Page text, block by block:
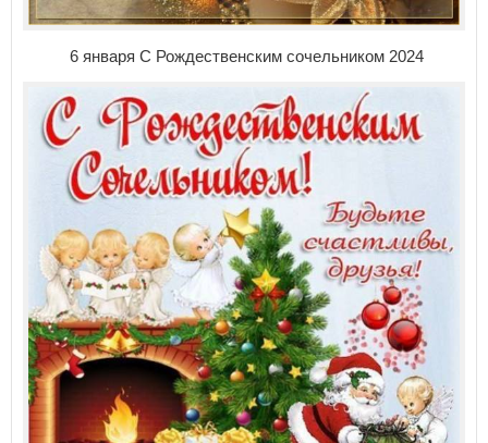
6 января С Рождественским сочельником 2024